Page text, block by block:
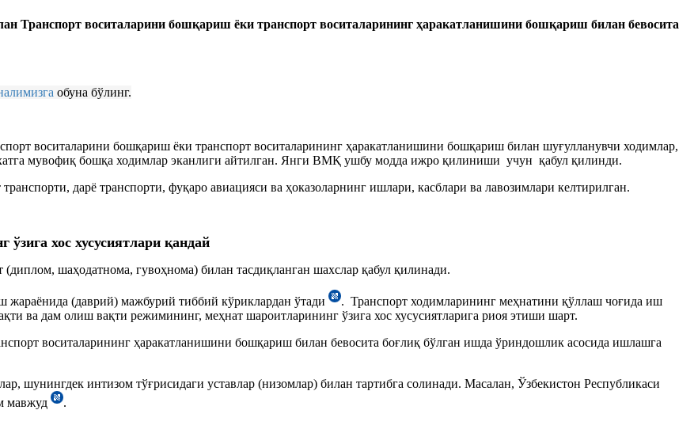
Транспорт воситаларини бошқариш ёки транспорт воситаларининг ҳаракатланишини бошқариш билан бевосита
обуна бўлинг.
воситаларини бошқариш ёки транспорт воситаларининг ҳаракатланишини бошқариш билан шуғулланувчи ходимлар,
мувофиқ бошқа ходимлар эканлиги айтилган. Янги ВМҚ ушбу модда ижро қилиниши учун қабул қилинди.
дарё транспорти, фуқаро авиацияси ва ҳоказоларнинг ишлари, касблари ва лавозимлари келтирилган.
ўзига хос хусусиятлари қандай
шаҳодатнома, гувоҳнома) билан тасдиқланган шахслар қабул қилинади.
(даврий) мажбурий тиббий кўриклардан ўтади
. Транспорт ходимларининг меҳнатини қўллаш чоғида иш
ва дам олиш вақти режимининг, меҳнат шароитларининг ўзига хос хусусиятларига риоя этиши шарт.
воситаларининг ҳаракатланишини бошқариш билан бевосита боғлиқ бўлган ишда ўриндошлик асосида ишлашга
шунингдек интизом тўғрисидаги уставлар (низомлар) билан тартибга солинади. Масалан, Ўзбекистон Республикаси
мавжуд
.